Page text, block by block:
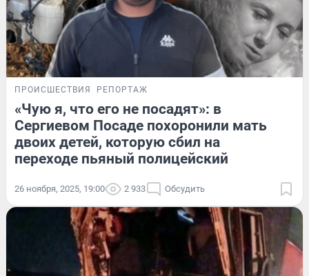
ПРОИСШЕСТВИЯ РЕПОРТАЖ
«Чую я, что его не посадят»: в
Сергиевом Посаде похоронили мать
двоих детей, которую сбил на
переходе пьяный полицейский
26 ноября, 2025, 19:00 2 933 Обсудить